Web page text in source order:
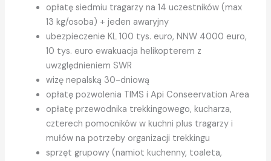
opłatę siedmiu tragarzy na 14 uczestników (max
13 kg/osoba) + jeden awaryjny
ubezpieczenie KL 100 tys. euro, NNW 4000 euro,
10 tys. euro ewakuacja helikopterem z
uwzględnieniem SWR
wizę nepalską 30-dniową
opłatę pozwolenia TIMS i Api Conseervation Area
opłatę przewodnika trekkingowego, kucharza,
czterech pomocników w kuchni plus tragarzy i
mułów na potrzeby organizacji trekkingu
sprzęt grupowy (namiot kuchenny, toaleta,